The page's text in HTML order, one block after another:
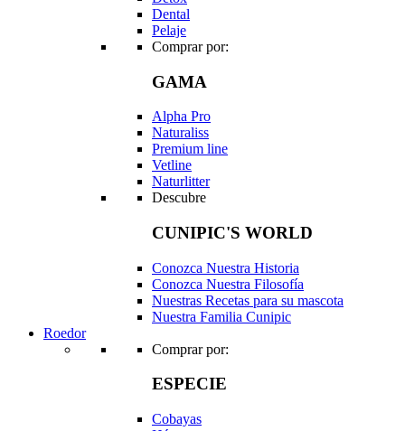
Dental
Pelaje
Comprar por:
GAMA
Alpha Pro
Naturaliss
Premium line
Vetline
Naturlitter
Descubre
CUNIPIC'S WORLD
Conozca Nuestra Historia
Conozca Nuestra Filosofía
Nuestras Recetas para su mascota
Nuestra Familia Cunipic
Roedor
Comprar por:
ESPECIE
Cobayas